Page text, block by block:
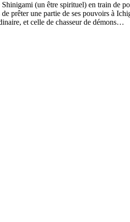
(un être spirituel) en train de
prêter une partie de ses pouvoirs à
et celle de chasseur de démons…